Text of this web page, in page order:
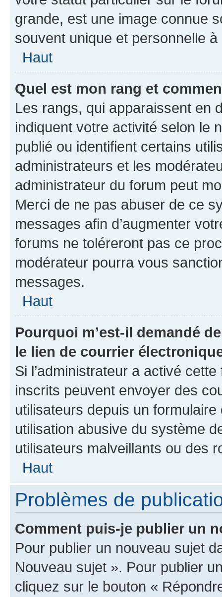
grande, est une image connue
souvent unique et personnelle
Haut
Quel est mon rang et
Les rangs, qui apparaissent en
indiquent votre activité selon le
publié ou identifient certains
administrateurs et les
administrateur du forum peut
Merci de ne pas abuser de ce
messages afin d’augmenter
forums ne toléreront pas ce
modérateur pourra vous
messages.
Haut
Pourquoi m’est-il demandé
le lien de courrier
Si l’administrateur a activé
inscrits peuvent envoyer des
utilisateurs depuis un
utilisation abusive du système
utilisateurs malveillants ou des
Haut
Problèmes de
Comment puis-je publier un
Pour publier un nouveau sujet
Nouveau sujet ». Pour publier
cliquez sur le bouton «